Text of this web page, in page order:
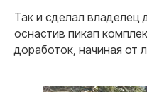
Так и сделал владелец
оснастив пикап
доработок, начиная от